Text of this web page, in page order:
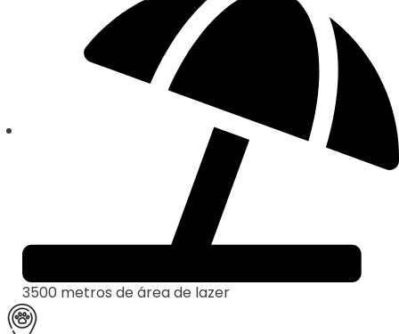
3500 metros de área de lazer